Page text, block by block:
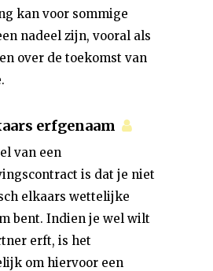
kan voor sommige
nadeel zijn, vooral als
over de toekomst van
erfgenaam
van een
is dat je niet
elkaars wettelijke
bent. Indien je wel wilt
erft, is het
om hiervoor een